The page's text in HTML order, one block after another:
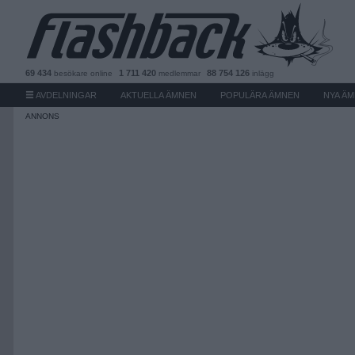
69 434 besökare online 1 711 420 medlemmar 88 754 126 inlägg
AVDELNINGAR AKTUELLA ÄMNEN POPULÄRA ÄMNEN NYA